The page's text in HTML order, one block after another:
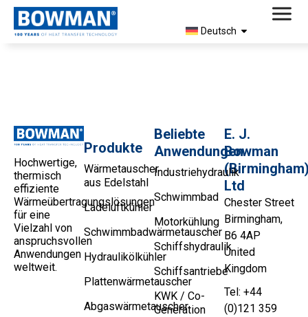
Deutsch
Hochwertige,
thermisch
effiziente
Wärmeübertragungslösungen
für eine
Vielzahl von
anspruchsvollen
Anwendungen
weltweit.
Produkte
Wärmetauscher
aus Edelstahl
Ladeluftkühler
Schwimmbadwärmetauscher
Hydraulikölkühler
Plattenwärmetauscher
Abgaswärmetauscher
Beliebte
Anwendungen
Industriehydraulik
Schwimmbad
Motorkühlung
Schiffshydraulik
Schiffsantriebe
KWK / Co-
Generation
E. J.
Bowman
Ltd
Chester Street
Birmingham,
B6 4AP
United
Kingdom
Tel: +44
(0)121 359